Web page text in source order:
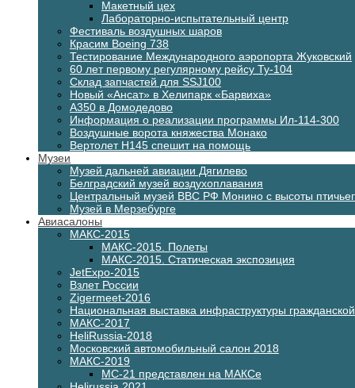
Макетный цех
Лабораторно-испытательный центр
Фестиваль воздушных шаров
Красим Boeing 738
Тестирование Международного аэропорта Жуковский
60 лет первому регулярному рейсу Ту-104
Склад запчастей для SSJ100
Новый «Ансат» в Хелипарк «Барвиха»
А350 в Домодедово
Информация о реализации программы Ил-114-300
Воздушные ворота княжества Монако
Вертолет H145 спешит на помощь
Музеи
Музей дальней авиации Дягилево
Белградский музей воздухоплавания
Центральный музей ВВС РФ Монино с высоты
Музей в Мерзебурге
Авиасалоны
МАКС-2015
МАКС-2015. Полеты
МАКС-2015. Статическая экспозиция
JetExpo-2015
Взлет России
Zigermeet-2016
Национальная выставка инфраструктуры
МАКС-2017
HeliRussia-2018
Московский автомобильный салон 2018
МАКС-2019
МС-21 представлен на МАКСе